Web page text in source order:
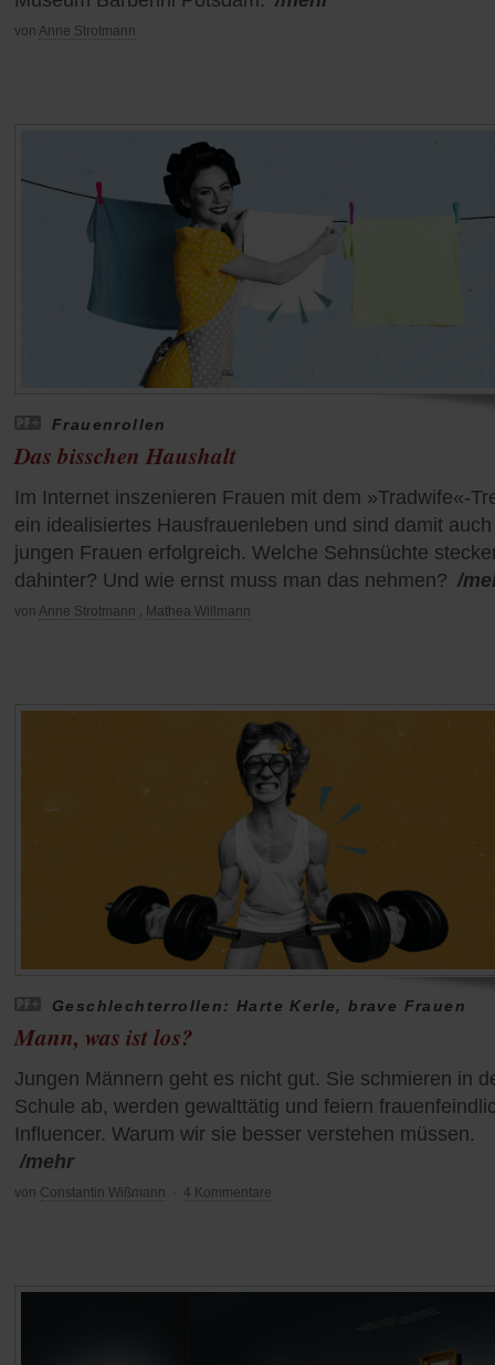
von Anne Strotmann
Frauenrollen
Das bisschen Haushalt
Im Internet inszenieren Frauen mit dem »Tradwife«-
ein idealisiertes Hausfrauenleben und sind damit
jungen Frauen erfolgreich. Welche Sehnsüchte
dahinter? Und wie ernst muss man das nehmen? /
von Anne Strotmann , Mathea Willmann
Geschlechterrollen: Harte Kerle, brave Frauen
Mann, was ist los?
Jungen Männern geht es nicht gut. Sie schmieren in
Schule ab, werden gewalttätig und feiern
Influencer. Warum wir sie besser verstehen müssen.
/mehr
von Constantin Wißmann 4 Kommentare